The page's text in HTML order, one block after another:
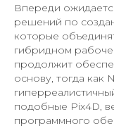
Впереди
решений по
которые
гибридном
продолжит
основу, тогда как
подобные Pix4D,
программного